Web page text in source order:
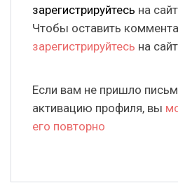
зарегистрируйтесь на
Чтобы оставить
зарегистрируйтесь на
Если вам не пришло
активацию профиля, вы
его повторно